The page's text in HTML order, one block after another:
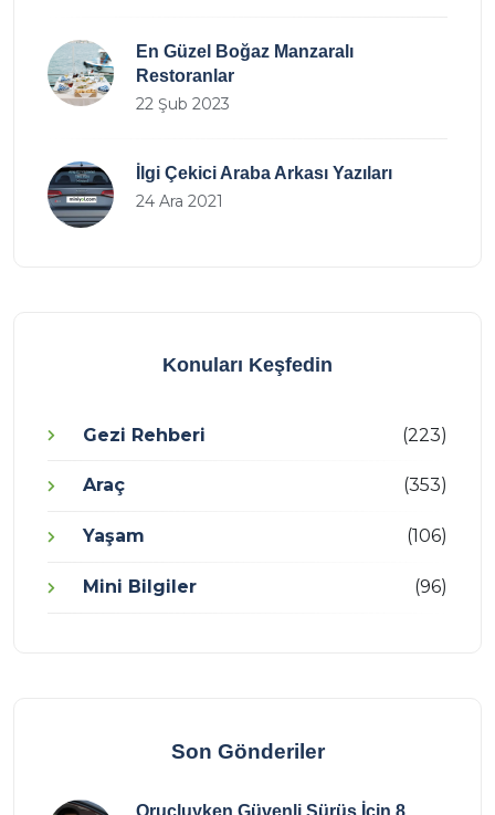
En Güzel Boğaz Manzaralı
Restoranlar
22 Şub 2023
İlgi Çekici Araba Arkası Yazıları
24 Ara 2021
Konuları Keşfedin
Gezi Rehberi (223)
Araç (353)
Yaşam (106)
Mini Bilgiler (96)
Son Gönderiler
Oruçluyken Güvenli Sürüş İçin 8